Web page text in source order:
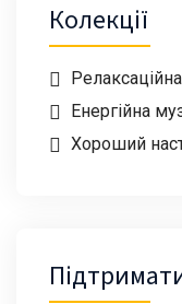
Колекції
Енергійна
Хороший